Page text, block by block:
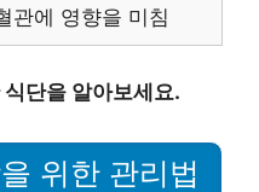
관에 영향을 미침
단을 알아보세요.
위한 관리법